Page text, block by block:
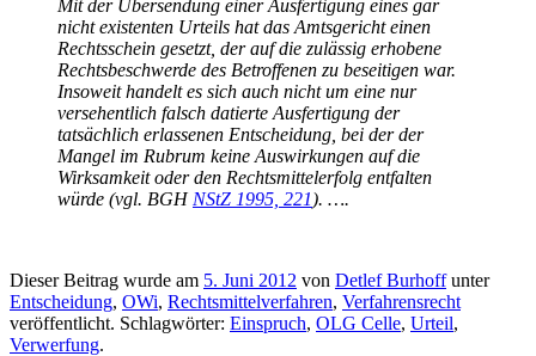
Mit der Übersendung einer Ausfertigung eines gar
nicht existenten Urteils hat das Amtsgericht einen
Rechtsschein gesetzt, der auf die zulässig erhobene
Rechtsbeschwerde des Betroffenen zu beseitigen war.
Insoweit handelt es sich auch nicht um eine nur
versehentlich falsch datierte Ausfertigung der
tatsächlich erlassenen Entscheidung, bei der der
Mangel im Rubrum keine Auswirkungen auf die
Wirksamkeit oder den Rechtsmittelerfolg entfalten
würde (vgl. BGH NStZ 1995, 221). ….
Dieser Beitrag wurde am 5. Juni 2012 von Detlef Burhoffunter
Entscheidung, OWi, Rechtsmittelverfahren, Verfahrensrecht
veröffentlicht. Schlagwörter: Einspruch, OLG Celle, Urteil,
Verwerfung.